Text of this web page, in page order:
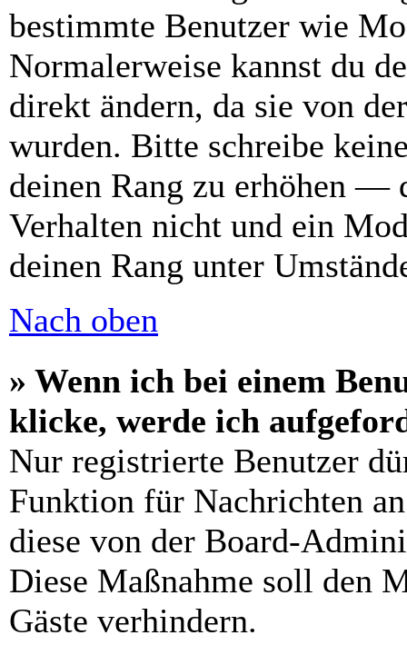
bestimmte Benutzer wie
Normalerweise kannst du
direkt ändern, da sie von
wurden. Bitte schreibe
deinen Rang zu erhöhen —
Verhalten nicht und ein
deinen Rang unter
Nach oben
» Wenn ich bei einem
klicke, werde ich
Nur registrierte Benutzer
Funktion für Nachrichten
diese von der Board-
Diese Maßnahme soll den
Gäste verhindern.